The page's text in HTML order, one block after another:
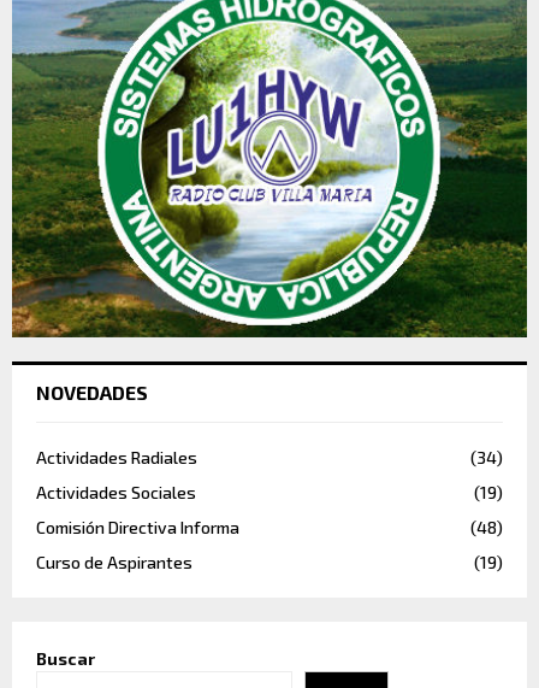
NOVEDADES
Actividades Radiales
(34)
Actividades Sociales
(19)
Comisión Directiva Informa
(48)
Curso de Aspirantes
(19)
Buscar